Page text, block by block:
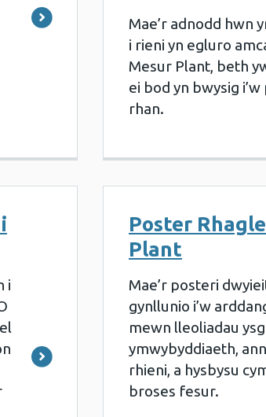
Mae’r adnodd hwn
i rieni yn egluro
Mesur Plant, beth
ei bod yn bwysig
rhan.
i
Poster
Plant
Mae’r posteri
gynllunio i’w
mewn lleoliadau
ymwybyddiaeth,
rhieni, a hysbysu
broses fesur.